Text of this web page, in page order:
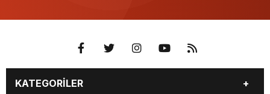
KATEGORİLER